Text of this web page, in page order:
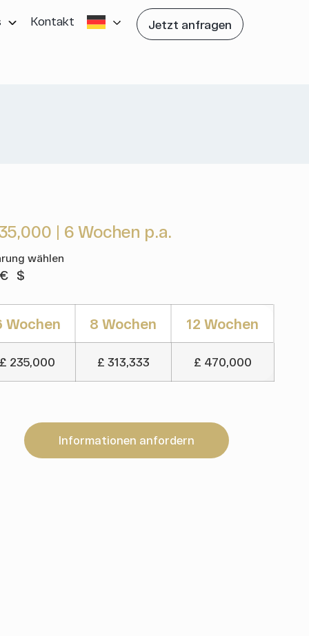
Kontakt Jetzt anfragen
| 6 Wochen p.a.
wählen
€ $
Wochen 8 Wochen 12 Wochen
£ 235,000 £ 313,333 £ 470,000
Informationen anfordern